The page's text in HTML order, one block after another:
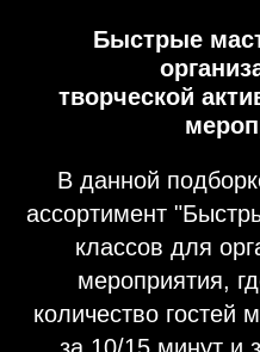
Быстрые
творческой
В данной
ассортимент
классов для
мероприятия,
количество гостей
за 10/15 минут и